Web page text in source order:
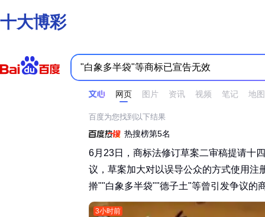
十大博彩
网页 图片 资讯 视频 笔记 地图
时间不限 所有网页和文件 站点内检索
百度为您找到以下结果
热搜榜第5名
6月23日，商标法修订草案二审稿提请十
议，草案加大对以误导公众的方式使用注
擀""白象多半袋""德子土"等曾引发争议的
3小时前